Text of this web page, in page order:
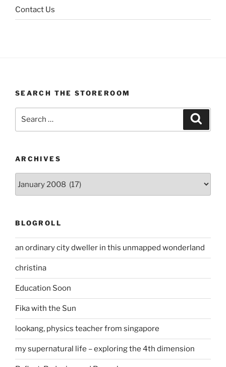
Contact Us
SEARCH THE STOREROOM
ARCHIVES
BLOGROLL
an ordinary city dweller in this unmapped wonderland
christina
Education Soon
Fika with the Sun
lookang, physics teacher from singapore
my supernatural life – exploring the 4th dimension